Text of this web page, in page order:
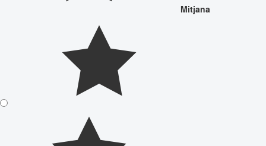
Mitjana